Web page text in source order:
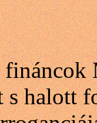
fináncok
s halott